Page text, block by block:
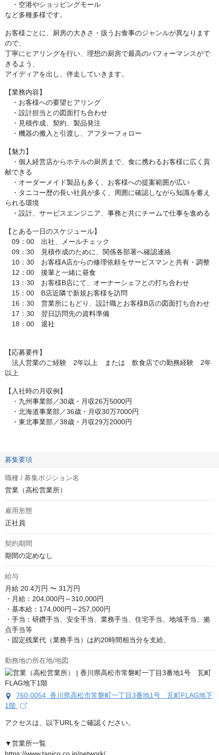
・空港やショッピングモール
など多種多様です。
お客様ごとに、厨房の大きさ・扱うお食事のジャンルが異なります
ので、
丁寧にヒアリングを行い、理想の厨房で最高のパフォーマンスがで
きるよう、
アイディアを出し、伴走していきます。
【業務内容】
・お客様への要望ヒアリング
・設計担当との図面打ち合わせ
・見積作成、契約、製品発注
・機器の搬入と引渡し、アフターフォロー
【魅力】
・個人経営店からホテルの厨房まで、食に携わるお客様に広く貢
献できる
・オーダーメイド製品も多く、お客様への提案範囲が広い
・タニコー歴の長い社員が多く、周囲に確認しながら知識を蓄え
られる環境
・設計、サービスエンジニア、事務と共にチームで仕事を進める
【とある一日のスケジュール】
09：00 出社、メールチェック
09：30 見積作成のために、関係各部署へ確認連絡
10：30 お客様A店からの修理依頼をサービスマンと共有・調整
12：00 後輩と一緒に昼食
13：30 お客様B店にて、オーナーシェフとの打ち合わせ
15：00 B店近隣で新規お客様を訪問
16：30 営業所にもどり、設計職とお客様B店の図面打ち合わせ
17：30 翌日訪問先の資料準備
18：00 退社
【応募要件】
法人営業のご経験 2年以上 または 飲食店での勤務経験 2年
以上
【入社時の月収例】
・九州事業部／30歳・月収26万5000円
・北海道事業部／36歳・月収30万7000円
・東北事業部／38歳・月収29万2000円
募集要項
職種 / 募集ポジション名
営業（高松営業所）
雇用形態
正社員
契約期間
期間の定めなし
給与
月給 20.4万円 〜 31万円
・月給：204,000円～310,000円
・基本給：174,000円～257,000円
・手当：研鑽手当、安全手当、業務手当、住宅手当、地域手当、拠
点手当等
・固定残業代（業務手当）は約20時間相当分を支給。
勤務地の所在地/地図
760-0054 香川県高松市常磐町一丁目3番地1号 瓦町FLAG地下
1階
アクセスは、以下URLをご確認ください。
▼営業所一覧